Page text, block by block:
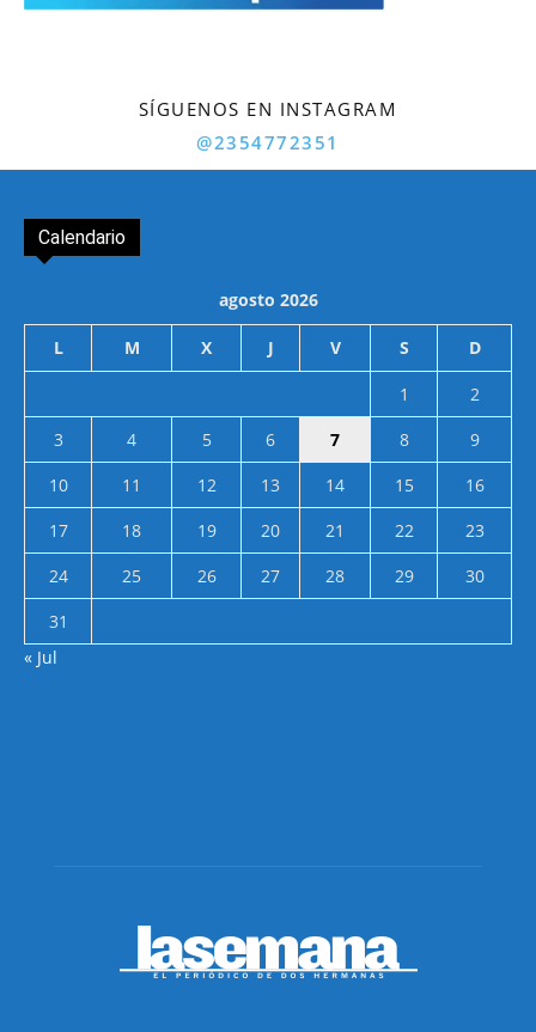
SÍGUENOS EN INSTAGRAM
@2354772351
Calendario
agosto 2026
L M X J V S D
1
2
3
4 5 6 7 8
9
10
11 12 13 14 15
16
17
18 19 20 21 22
23
24
25 26 27 28 29
30
31
« Jul